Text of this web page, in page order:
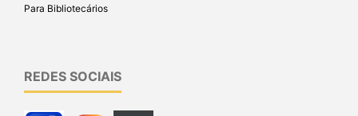
Para Bibliotecários
REDES SOCIAIS